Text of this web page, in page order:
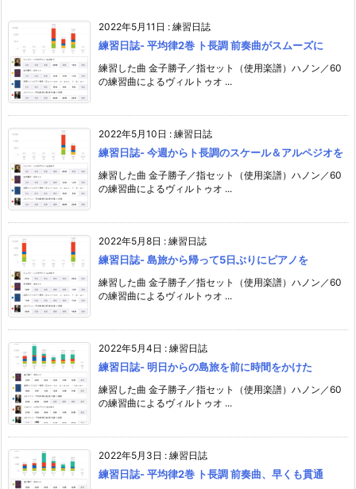
2022年5月11日 : 練習日誌
練習日誌- 平均律2巻 ト長調 前奏曲がスムーズに
練習した曲 金子勝子／指セット（使用楽譜）ハノン／60
の練習曲によるヴィルトゥオ ...
2022年5月10日 : 練習日誌
練習日誌- 今週からト長調のスケール＆アルペジオを
練習した曲 金子勝子／指セット（使用楽譜）ハノン／60
の練習曲によるヴィルトゥオ ...
2022年5月8日 : 練習日誌
練習日誌- 島旅から帰って5日ぶりにピアノを
練習した曲 金子勝子／指セット（使用楽譜）ハノン／60
の練習曲によるヴィルトゥオ ...
2022年5月4日 : 練習日誌
練習日誌- 明日からの島旅を前に時間をかけた
練習した曲 金子勝子／指セット（使用楽譜）ハノン／60
の練習曲によるヴィルトゥオ ...
2022年5月3日 : 練習日誌
練習日誌- 平均律2巻 ト長調 前奏曲、早くも貫通